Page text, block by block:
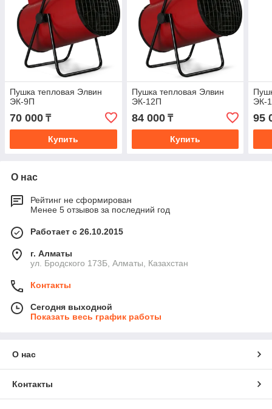
Пушка тепловая Элвин
ЭК-9П
70 000 ₸
Купить
Пушка тепловая Элвин
ЭК-12П
84 000₸
Купить
ЭК-
95
О нас
Рейтинг не сформирован
Менее 5 отзывов за последний год
Работает с 26.10.2015
г. Алматы
ул. Бродского 173Б, Алматы, Казахстан
Контакты
Сегодня выходной
Показать весь график работы
О нас
Контакты